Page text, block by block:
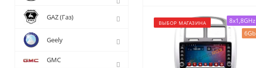
ВЫБОР МАГАЗИНА
8x1,8GHz
6Gb
GAZ (Газ)
Geely
GMC